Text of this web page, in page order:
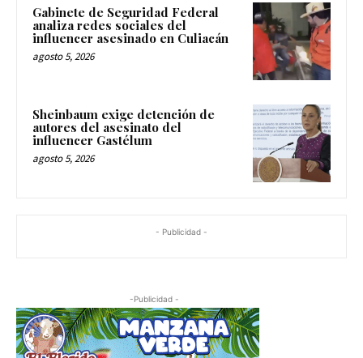
Gabinete de Seguridad Federal
analiza redes sociales del
influencer asesinado en Culiacán
agosto 5, 2026
Sheinbaum exige detención de
autores del asesinato del
influencer Gastélum
agosto 5, 2026
- Publicidad -
-Publicidad -